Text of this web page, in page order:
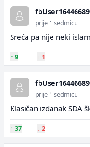
prije 1 sedmicu
Sreća pa nije neki
↑ 9 ↓ 1
prije 1 sedmicu
Klasičan izdanak SDA
↑ 37 ↓ 2